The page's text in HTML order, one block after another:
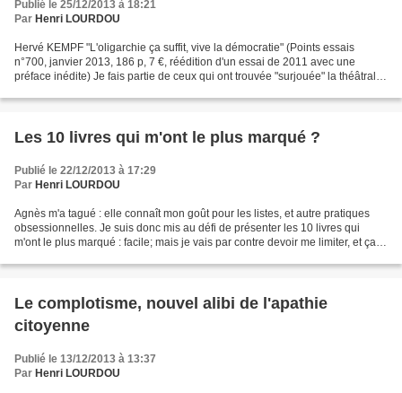
Publié le 25/12/2013 à 18:21
Par Henri LOURDOU
Hervé KEMPF "L'oligarchie ça suffit, vive la démocratie" (Points essais
n°700, janvier 2013, 186 p, 7 €, réédition d'un essai de 2011 avec une
préface inédite) Je fais partie de ceux qui ont trouvée "surjouée" la théâtrale
Les 10 livres qui m'ont le plus marqué ?
Publié le 22/12/2013 à 17:29
Par Henri LOURDOU
Agnès m'a tagué : elle connaît mon goût pour les listes, et autre pratiques
obsessionnelles. Je suis donc mis au défi de présenter les 10 livres qui
m'ont le plus marqué : facile; mais je vais par contre devoir me limiter, et ça
Le complotisme, nouvel alibi de l'apathie
citoyenne
Publié le 13/12/2013 à 13:37
Par Henri LOURDOU